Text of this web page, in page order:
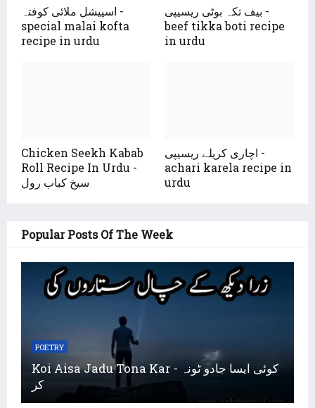
اسپیشل ملائی کوفتہ -
special malai kofta
recipe in urdu
بیف تکہ بوٹی ریسیپی -
beef tikka boti recipe
in urdu
Chicken Seekh Kabab
Roll Recipe In Urdu -
سیخ کباب رول
اچاری کریلے ریسیپی -
achari karela recipe in
urdu
Popular Posts Of The Week
POETRY
Koi Aisa Jadu Tona Kar - کوئی ایسا جادو ٹونہ
کر